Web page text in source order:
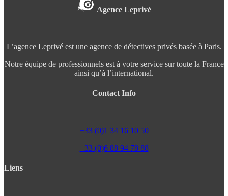
Agence Leprivé
L’agence Leprivé est une agence de détectives privés basée à Paris.
Notre équipe de professionnels est à votre service sur toute la France
ainsi qu’à l’international.
Contact Info
+33 (0)1 34 16 10 50
+33 (0)6 88 94 78 88
Liens